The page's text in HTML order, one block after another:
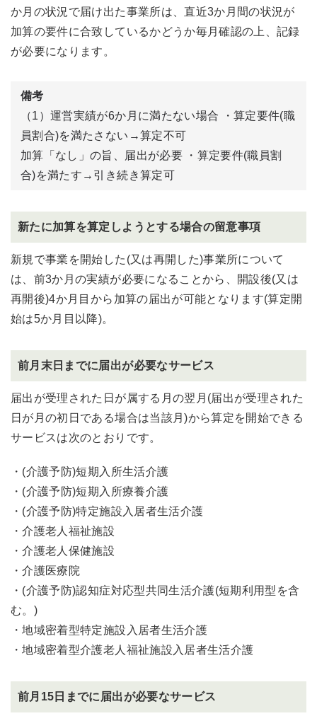
か月の状況で届け出た事業所は、直近3か月間の状況が
加算の要件に合致しているかどうか毎月確認の上、記録
が必要になります。
備考
（1）運営実績が6か月に満たない場合 ・算定要件(職
員割合)を満たさない→算定不可
加算「なし」の旨、届出が必要 ・算定要件(職員割
合)を満たす→引き続き算定可
新たに加算を算定しようとする場合の留意事項
新規で事業を開始した(又は再開した)事業所について
は、前3か月の実績が必要になることから、開設後(又は
再開後)4か月目から加算の届出が可能となります(算定開
始は5か月目以降)。
前月末日までに届出が必要なサービス
届出が受理された日が属する月の翌月(届出が受理された
日が月の初日である場合は当該月)から算定を開始できる
サービスは次のとおりです。
・(介護予防)短期入所生活介護
・(介護予防)短期入所療養介護
・(介護予防)特定施設入居者生活介護
・介護老人福祉施設
・介護老人保健施設
・介護医療院
・(介護予防)認知症対応型共同生活介護(短期利用型を含
む。)
・地域密着型特定施設入居者生活介護
・地域密着型介護老人福祉施設入居者生活介護
前月15日までに届出が必要なサービス